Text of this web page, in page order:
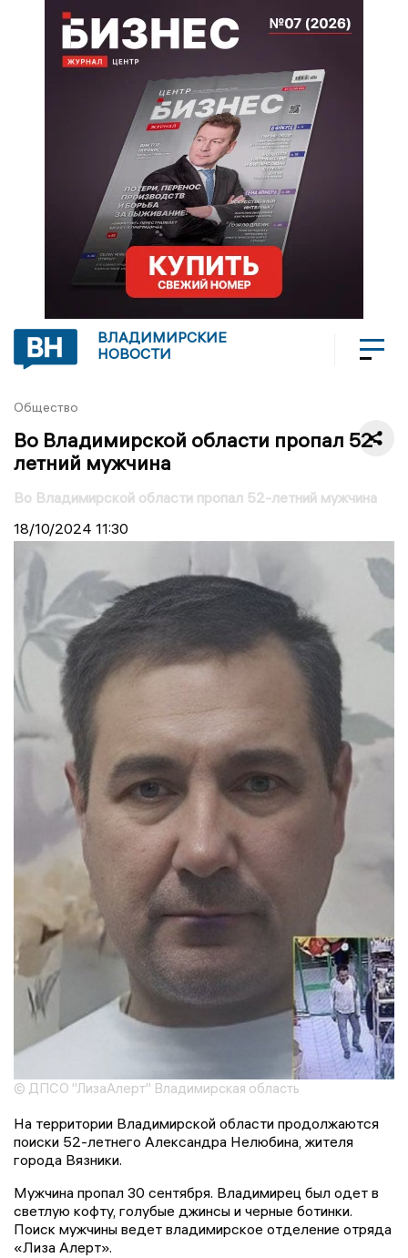
ВЛАДИМИРСКИЕ
НОВОСТИ
Общество
Во Владимирской области пропал 52-
летний мужчина
Во Владимирской области пропал 52-летний мужчина
18/10/2024 11:30
© ДПСО "ЛизаАлерт" Владимирская область
На территории Владимирской области продолжаются
поиски 52-летнего Александра Нелюбина, жителя
города Вязники.
Мужчина пропал 30 сентября. Владимирец был одет в
светлую кофту, голубые джинсы и черные ботинки.
Поиск мужчины ведет владимирское отделение отряда
«Лиза Алерт».